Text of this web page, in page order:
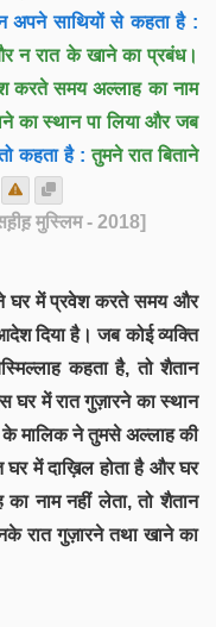
अपने साथियों से कहता है :
न रात के खाने का प्रबंध।
करते समय अल्लाह का नाम
का स्थान पा लिया और जब
कहता है : तुमने रात बिताने
मुस्लिम - 2018]
घर में प्रवेश करते समय और
दिया है। जब कोई व्यक्ति
कहता है, तो शैतान
घर में रात गुज़ारने का स्थान
के मालिक ने तुमसे अल्लाह की
में दाख़िल होता है और घर
नाम नहीं लेता, तो शैतान
रात गुज़ारने तथा खाने का